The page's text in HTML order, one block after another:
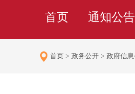
首页 通知公告
首页 > 政务公开 > 政府信